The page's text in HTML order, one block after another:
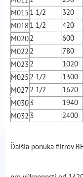
M015 1 1/2 320
M018 1 1/2 420
M0202 600
M022 2 780
M023 2 1020
M025 2 1/2 1300
M027 2 1/2 1620
M0303 1940
M032 3 2400
Ďalšia ponuka filtrov